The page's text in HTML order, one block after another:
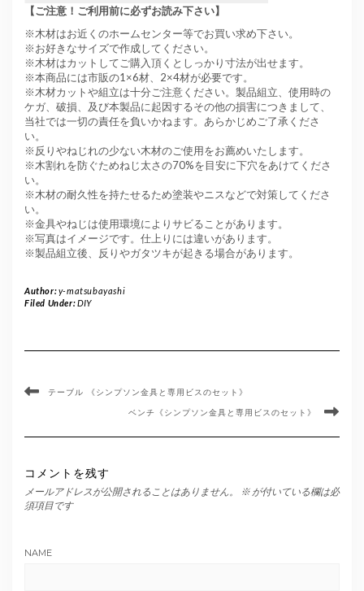
【ご注意！ご利用前に必ずお読み下さい】
※木材はお近くのホームセンター等でお買い求め下さい。
※お好きなサイズで作成してください。
※木材はカットしてご購入頂くとしっかり寸法が出せます。
※本商品には市販の1×6材、2×4材が必要です。
※木材カットや組立は十分ご注意ください。製品組立、使用時の
ケガ、破損、及び本製品に起因するその他の損害につきまして、
当社では一切の責任を負いかねます。あらかじめご了承くださ
い。
※反りやねじれの少ない木材のご使用をお薦めいたします。
※木割れを防ぐためねじ太さの70%を目安に下穴をあけてくださ
い。
※木材の耐久性を持たせるため塗装やニスなどで対策してくださ
い。
※金具やねじは使用環境によりサビることがあります。
※写真はイメージです。仕上りには違いがあります。
※製品組立後、反りやガタツキが起きる場合があります。
Author:y-matsubayashi
Filed Under:DIY
テーブル 《シンプソン金具と専用ビスのセット》
ベンチ《シンプソン金具と専用ビスのセット》
コメントを残す
メールアドレスが公開されることはありません。 ※ が付いている欄は必
須項目です
NAME